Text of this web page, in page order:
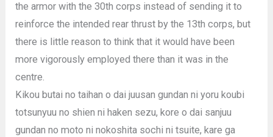
the armor with the 30th corps instead of sending it to
reinforce the intended rear thrust by the 13th corps, but
there is little reason to think that it would have been
more vigorously employed there than it was in the
centre.
Kikou butai no taihan o dai juusan gundan ni yoru koubi
totsunyuu no shien ni haken sezu, kore o dai sanjuu
gundan no moto ni nokoshita sochi ni tsuite, kare ga